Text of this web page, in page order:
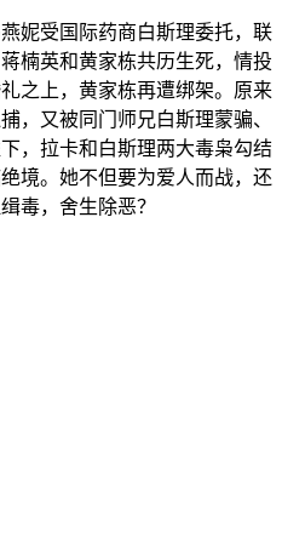
妮受国际药商白斯理委托，联
楠英和黄家栋共历生死，情投
之上，黄家栋再遭绑架。原来
，又被同门师兄白斯理蒙骗、
，拉卡和白斯理两大毒枭勾结
境。她不但要为爱人而战，还
毒，舍生除恶？